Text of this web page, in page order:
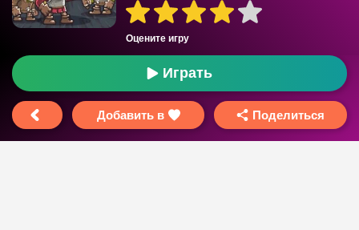
Оцените игру
Играть
Добавить в Поделиться